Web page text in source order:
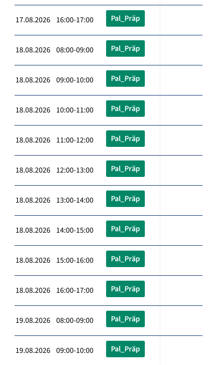
17.08.2026 16:00-17:00 Pal_Präp
18.08.2026 08:00-09:00 Pal_Präp
18.08.2026 09:00-10:00 Pal_Präp
18.08.2026 10:00-11:00 Pal_Präp
18.08.2026 11:00-12:00 Pal_Präp
18.08.2026 12:00-13:00 Pal_Präp
18.08.2026 13:00-14:00 Pal_Präp
18.08.2026 14:00-15:00 Pal_Präp
18.08.2026 15:00-16:00 Pal_Präp
18.08.2026 16:00-17:00 Pal_Präp
19.08.2026 08:00-09:00 Pal_Präp
19.08.2026 09:00-10:00 Pal_Präp